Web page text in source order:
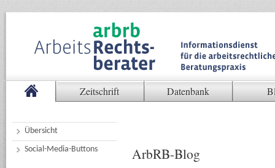
Zeitschrift Datenbank
Übersicht
Social-Media-Buttons
ArbRB-Blog